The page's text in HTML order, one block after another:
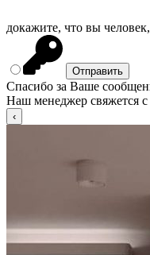
докажите, что вы
Спасибо за Ваше
Наш менеджер свяжется